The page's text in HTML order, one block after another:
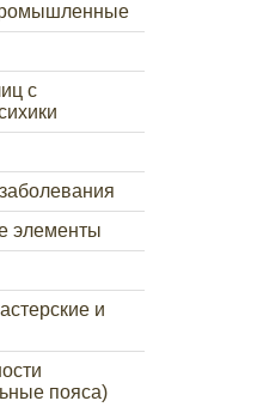
с
элементы
и
пояса)